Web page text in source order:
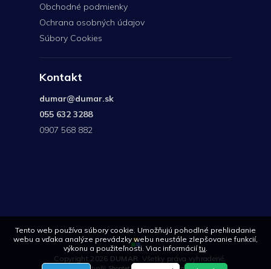
Tento web používa súbory cookie. Umožňujú pohodlné prehliadanie
webu a vďaka analýze prevádzky webu neustále zlepšovanie funkcií,
výkonu a použiteľnosti. Viac informáciítu.
Obchodné podmienky
Ochrana osobných údajov
Súbory Cookies
Kontakt
dumar@dumar.sk
055 632 3288
0907 568 882
Copyright 2026 DUMAR. Všetky práva vyhradené.
568